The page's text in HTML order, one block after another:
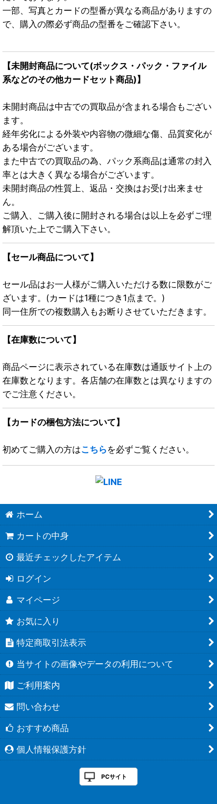
一部、写真とカードの型番が異なる商品がありますの
で、購入の際必ず商品の型番をご確認下さい。
【未開封商品について(ボックス・パック・ファイル
系などのその他カードセット商品)】
未開封商品は中古での買取品が含まれる場合もござい
ます。
経年劣化による外装や内容物の微細な傷、品質変化が
ある場合がございます。
また中古での買取品の為、パック系商品は通常の封入
率とは大きく異なる場合がございます。
未開封商品の性質上、返品・交換はお受け出来ませ
ん。
ご購入、ご購入後に開封される場合は以上を必ずご理
解頂いた上でご購入下さい。
【セール商品について】
セール品はお一人様がご購入いただける数に限数がご
ざいます。(カードは1種につき1点まで。)
同一住所での複数購入もお断りさせていただきます。
【在庫数について】
商品ページに表示されている在庫数は通販サイト上の
在庫数となります。各店舗の在庫数とは異なりますの
でご注意ください。
【カードの梱包方法について】
初めてご購入の方はこちらを必ずご覧ください。
ホーム
カートの中身
最近チェックしたアイテム
ログイン
マイページ
お気に入り
特定商取引法表示
当サイトの画像やデータの利用について
ご利用案内
問い合わせ
おすすめ商品
個人情報保護方針
PCサイト